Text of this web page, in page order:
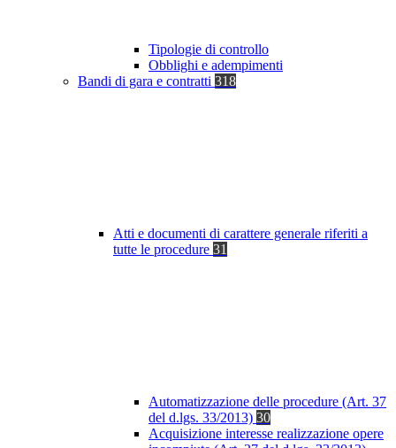
Tipologie di controllo
Obblighi e adempimenti
Bandi di gara e contratti 318
Atti e documenti di carattere generale riferiti a
tutte le procedure 31
Automatizzazione delle procedure (Art. 37
del d.lgs. 33/2013) 30
Acquisizione interesse realizzazione opere